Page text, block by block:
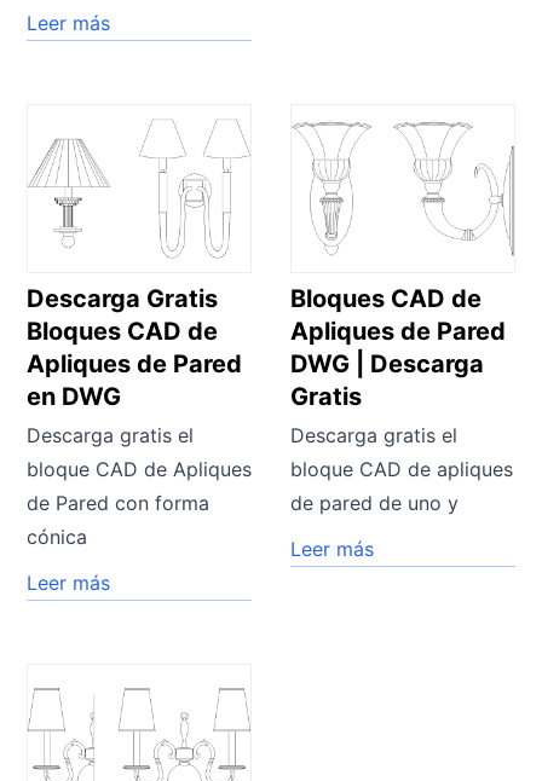
Leer más
Descarga Gratis
Bloques CAD de
Apliques de Pared
en DWG
Descarga gratis el
bloque CAD de Apliques
de Pared con forma
cónica
Leer más
Bloques CAD de
Apliques de Pared
DWG | Descarga
Gratis
Descarga gratis el
bloque CAD de apliques
de pared de uno y
Leer más